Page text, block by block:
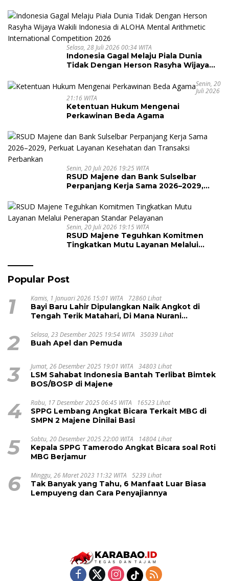
Selasa, 28 Juli 2026 00:34 WITA
Indonesia Gagal Melaju Piala Dunia
Tidak Dengan Herson Rasyha Wijaya
Arithmetic International Competition
Senin, 20
Juli 2026
21:16 WITA
Ketentuan Hukum Mengenai
Perkawinan Beda Agama
Senin, 20 Juli 2026 19:25 WITA
RSUD Majene dan Bank Sulselbar
Perpanjang Kerja Sama 2026–2029,
Transaksi Perbankan
Senin, 20 Juli 2026 19:15 WITA
RSUD Majene Teguhkan Komitmen
Tingkatkan Mutu Layanan Melalui
Popular Post
1 Kamis, 1 Januari 2026 15:01 WITA 72860 Lihat
Bayi Baru Lahir Dipulangkan Naik Angkot di
Tengah Terik Matahari, Di Mana Nurani
2 Selasa, 23 Desember 2025 19:54 WITA 35039 Lihat
Buah Apel dan Pemuda
3 Jumat, 26 Desember 2025 19:01 WITA 34803 Lihat
LSM Sahabat Indonesia Bantah Terlibat Bimtek
BOS/BOSP di Majene
4 Rabu, 17 Desember 2025 06:45 WITA 16523 Lihat
SPPG Lembang Angkat Bicara Terkait MBG di
SMPN 2 Majene Dinilai Basi
5 Sabtu, 20 Desember 2025 22:00 WITA 14804 Lihat
Kepala SPPG Tamerodo Angkat Bicara soal Roti
MBG Berjamur
6 Minggu, 26 Maret 2023 11:32 WITA 5239 Lihat
Tak Banyak yang Tahu, 6 Manfaat Luar Biasa
Lempuyeng dan Cara Penyajiannya